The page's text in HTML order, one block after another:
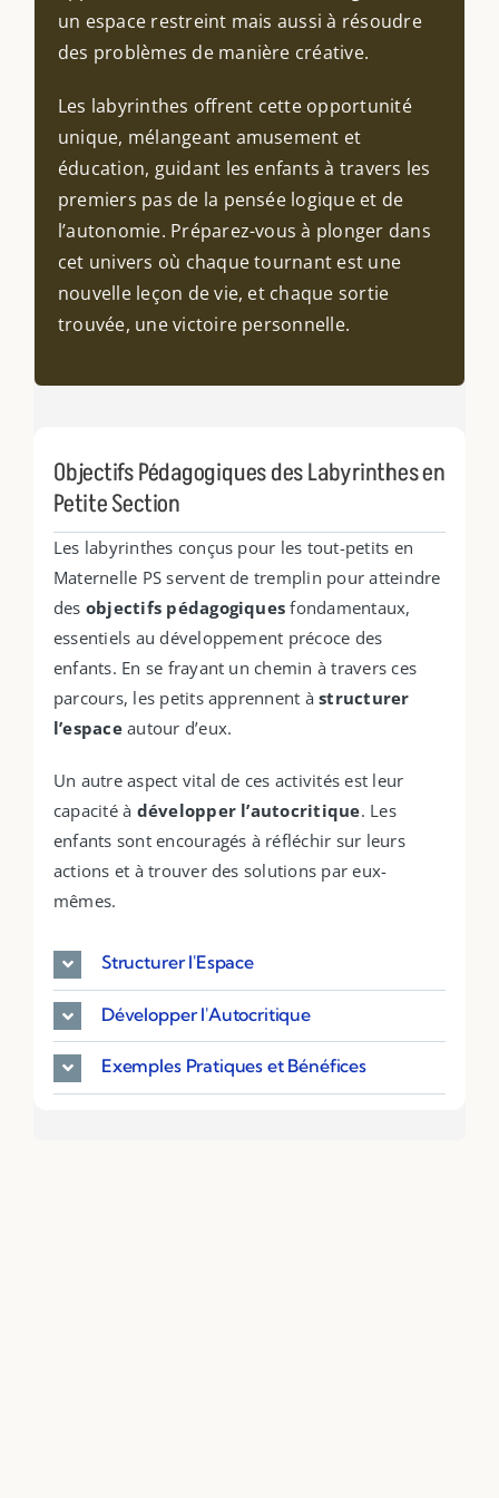
un espace restreint mais aussi à résoudre
des problèmes de manière créative.
Les labyrinthes offrent cette opportunité
unique, mélangeant amusement et
éducation, guidant les enfants à travers les
premiers pas de la pensée logique et de
l’autonomie. Préparez-vous à plonger dans
cet univers où chaque tournant est une
nouvelle leçon de vie, et chaque sortie
trouvée, une victoire personnelle.
Objectifs Pédagogiques des Labyrinthes en
Petite Section
Les labyrinthes conçus pour les tout-petits en
Maternelle PS servent de tremplin pour atteindre
des objectifs pédagogiques fondamentaux,
essentiels au développement précoce des
enfants. En se frayant un chemin à travers ces
parcours, les petits apprennent àstructurer
l’espaceautour d’eux.
Un autre aspect vital de ces activités est leur
capacité à développer l’autocritique. Les
enfants sont encouragés à réfléchir sur leurs
actions et à trouver des solutions par eux-
mêmes.
Structurer l'Espace
Développer l'Autocritique
Exemples Pratiques et Bénéfices